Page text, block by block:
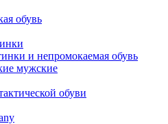
обувь
и непромокаемая обувь
мужские
обуви